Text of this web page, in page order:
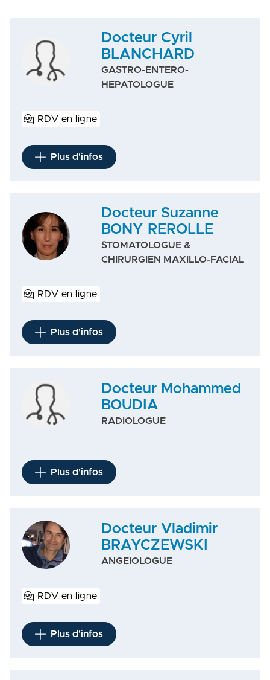
Docteur Cyril
BLANCHARD
GASTRO-ENTERO-
HEPATOLOGUE
RDV en ligne
Plus d'infos
Docteur Suzanne
BONY REROLLE
STOMATOLOGUE &
CHIRURGIEN MAXILLO-FACIAL
RDV en ligne
Plus d'infos
Docteur Mohammed
BOUDIA
RADIOLOGUE
Plus d'infos
Docteur Vladimir
BRAYCZEWSKI
ANGEIOLOGUE
RDV en ligne
Plus d'infos